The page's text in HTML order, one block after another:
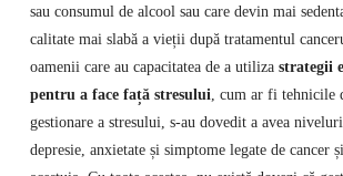
sau consumul de alcool sau care devin mai
calitate mai slabă a vieții după tratamentul
oamenii care au capacitatea de a utilizastrategii
pentru a face față stresului , cum ar fi tehnicile
gestionare a stresului, s-au dovedit a avea
depresie, anxietate și simptome legate de cancer